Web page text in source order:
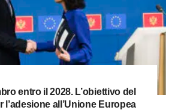
entro il 2028. L’obiettivo del
l’adesione all’Unione Europea